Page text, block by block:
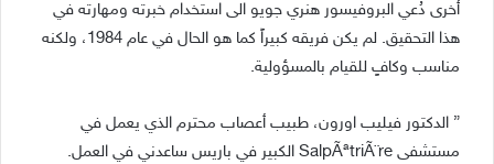
أخرى دُعي البروفيسور هنري جويو الى استخدام خبرته ومهارته في
هذا التحقيق. لم يكن فريقه كبيراً كما هو الحال في عام 1984، ولكنه
مناسب وكافٍ للقيام بالمسؤولية.
” الدكتور فيليب اورون، طبيب أعصاب محترم الذي يعمل في
مستشفى SalpÃªtriÃ¨re الكبير في باريس ساعدني في العمل.